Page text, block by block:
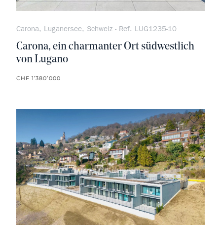
Carona, Luganersee, Schweiz - Ref. LUG1235-10
Carona, ein charmanter Ort südwestlich
von Lugano
CHF 1’380’000
kein